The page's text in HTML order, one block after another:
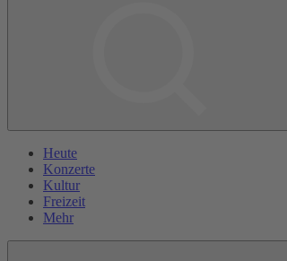
Heute
Konzerte
Kultur
Freizeit
Mehr